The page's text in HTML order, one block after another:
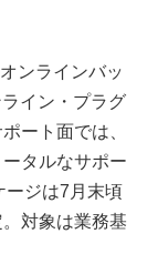
ンラインバッ
イン・プラグ
ート面では、
タルなサポー
ージは7月末頃
対象は業務基